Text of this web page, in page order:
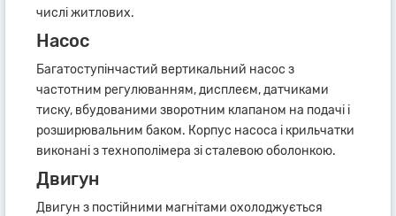
числі житлових.
Насос
Багатоступінчастий вертикальний насос з
частотним регулюванням, дисплеєм, датчиками
тиску, вбудованими зворотним клапаном на подачі і
розширювальним баком. Корпус насоса і крильчатки
виконані з технополімера зі сталевою оболонкою.
Двигун
Двигун з постійними магнітами охолоджується